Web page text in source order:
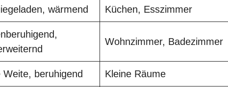
wärmend Küchen, Esszimmer
Wohnzimmer, Badezimmer
Weite, beruhigend Kleine Räume